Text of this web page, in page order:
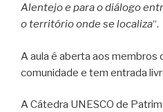
Alentejo e para o diálogo
o território onde se localiza“.
A aula é aberta aos membros
comunidade e tem entrada
A Cátedra UNESCO de